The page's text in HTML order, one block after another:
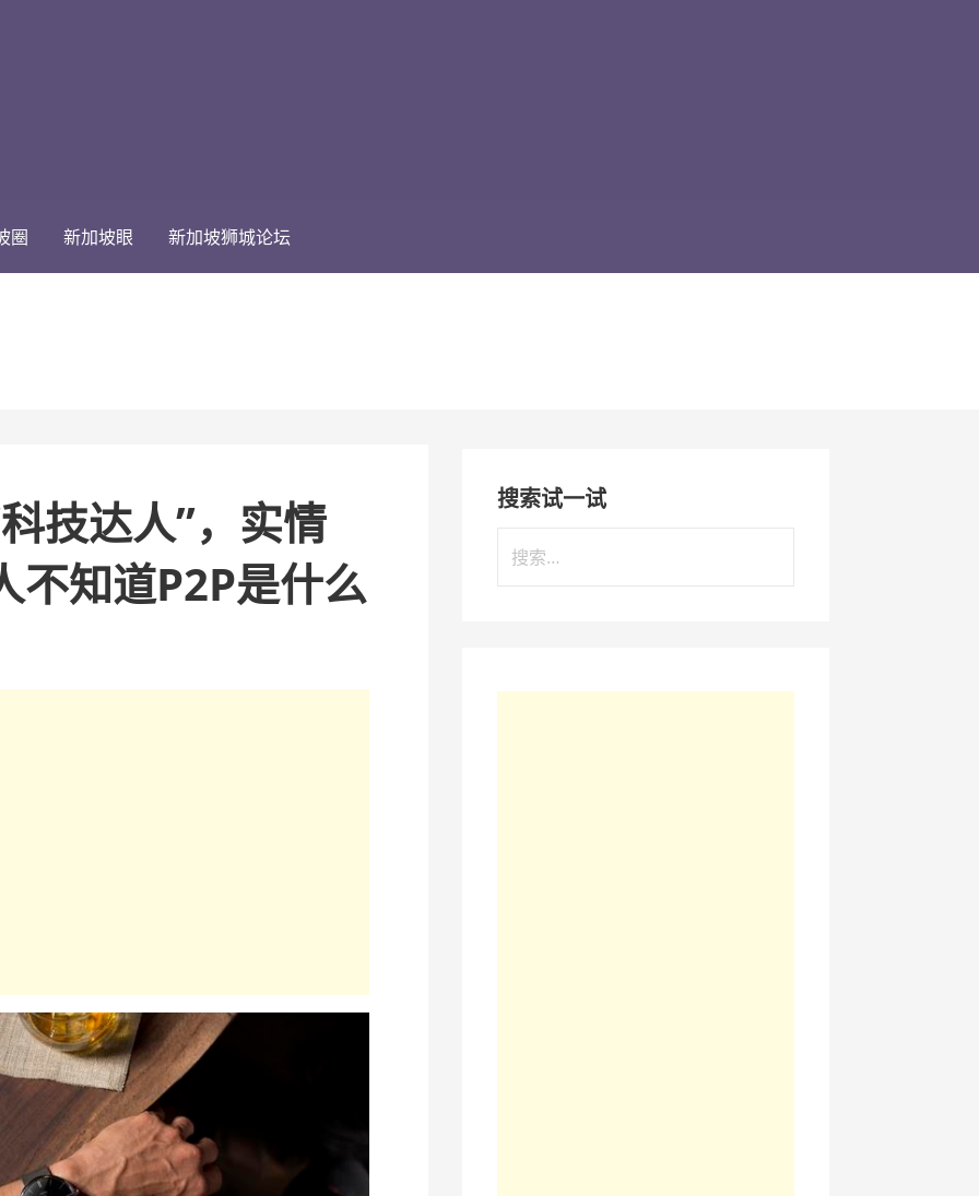
圈 新加坡眼 新加坡狮城论坛
技达人”，实情
不知道P2P是什么
搜索试一试
索